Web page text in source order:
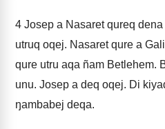
4 Josep a Nasaret qureq
utruq oqej. Nasaret qure a
qure utru aqa ñam Betlehem.
unu. Josep a deq oqej. Di
ŋambabej deqa.